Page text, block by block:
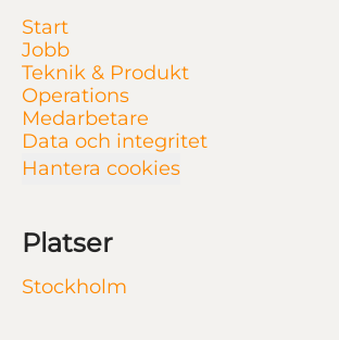
Start
Jobb
Teknik & Produkt
Operations
Medarbetare
Data och integritet
Hantera cookies
Platser
Stockholm